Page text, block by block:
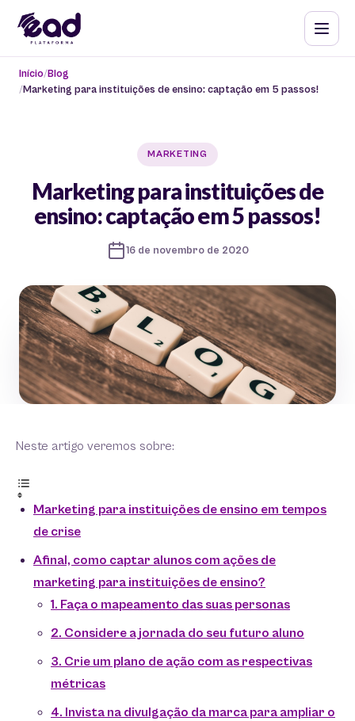
Início Blog
Marketing para instituições de ensino: captação em 5 passos!
MARKETING
Marketing para instituições de
ensino: captação em 5 passos!
16 de novembro de 2020
Neste artigo veremos sobre:
Marketing para instituições de ensino em tempos
de crise
Afinal, como captar alunos com ações de
marketing para instituições de ensino?
1. Faça o mapeamento das suas personas
2. Considere a jornada do seu futuro aluno
3. Crie um plano de ação com as respectivas
métricas
4. Invista na divulgação da marca para ampliar o